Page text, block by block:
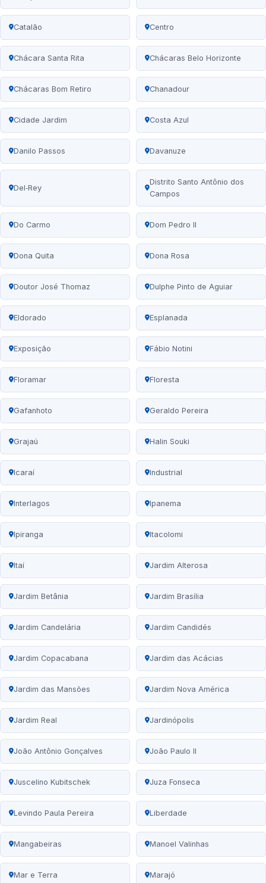
Catalão Centro
Chácara Santa Rita Chácaras Belo Horizonte
Chácaras Bom Retiro Chanadour
Cidade Jardim Costa Azul
Danilo Passos Davanuze
Del‑Rey
Distrito Santo Antônio dos
Campos
Do Carmo Dom Pedro II
Dona Quita Dona Rosa
Doutor José Thomaz Dulphe Pinto de Aguiar
Eldorado Esplanada
Exposição Fábio Notini
Floramar Floresta
Gafanhoto Geraldo Pereira
Grajaú Halin Souki
Icaraí Industrial
Interlagos Ipanema
Ipiranga Itacolomi
Itaí Jardim Alterosa
Jardim Betânia Jardim Brasília
Jardim Candelária Jardim Candidés
Jardim Copacabana Jardim das Acácias
Jardim das Mansões Jardim Nova América
Jardim Real Jardinópolis
João Antônio Gonçalves João Paulo II
Juscelino Kubitschek Juza Fonseca
Levindo Paula Pereira Liberdade
Mangabeiras Manoel Valinhas
Mar e Terra Marajó